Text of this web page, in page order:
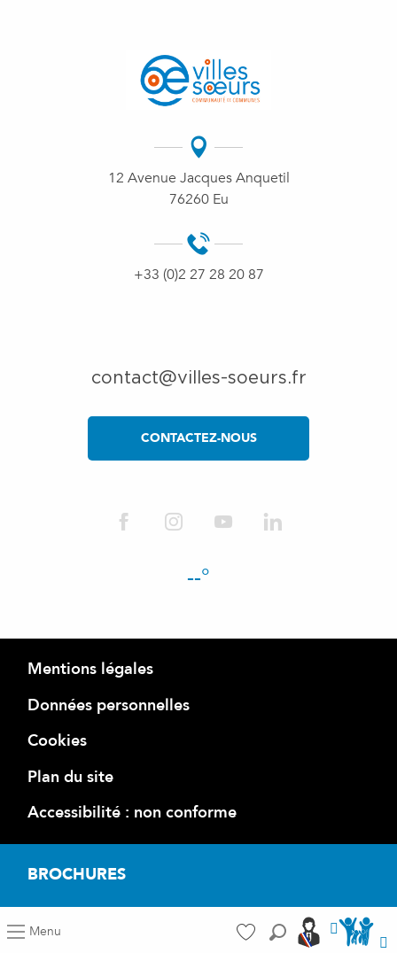
Menu Accéder aus
12 Avenue Jacques Anquetil
76260 Eu
+33 (0)2 27 28 20 87
contact@villes-soeurs.fr
CONTACTEZ-NOUS
--°
Mentions légales
Données personnelles
Cookies
Plan du site
Accessibilité : non conforme
BROCHURES